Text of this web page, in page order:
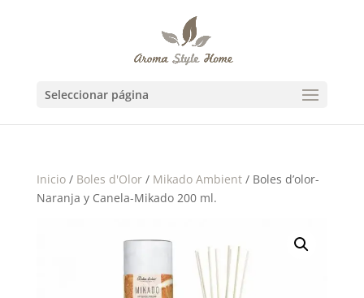
Seleccionar página
Inicio/ Boles d'Olor/ Mikado Ambient/ Boles d’olor-
Naranja y Canela-Mikado 200 ml.